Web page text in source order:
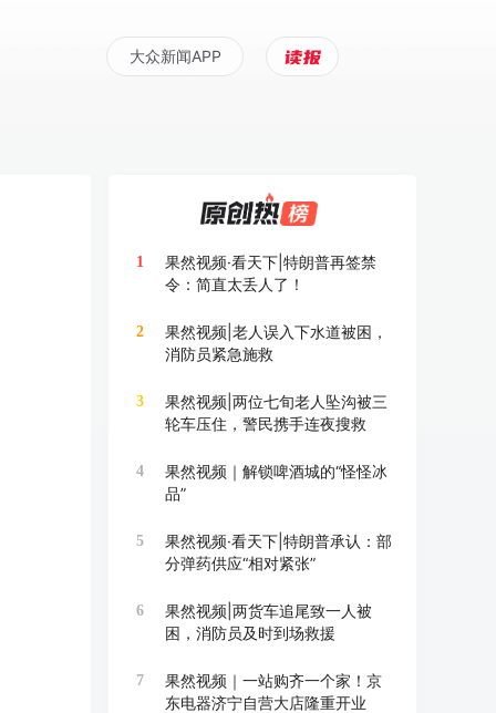
大众新闻APP
1
果然视频·看天下|特朗普再签禁
令：简直太丢人了！
2
果然视频|老人误入下水道被困，
消防员紧急施救
3
果然视频|两位七旬老人坠沟被三
轮车压住，警民携手连夜搜救
4
果然视频｜解锁啤酒城的“怪怪冰
品”
5
果然视频·看天下|特朗普承认：部
分弹药供应“相对紧张”
6
果然视频|两货车追尾致一人被
困，消防员及时到场救援
7
果然视频｜一站购齐一个家！京
东电器济宁自营大店隆重开业